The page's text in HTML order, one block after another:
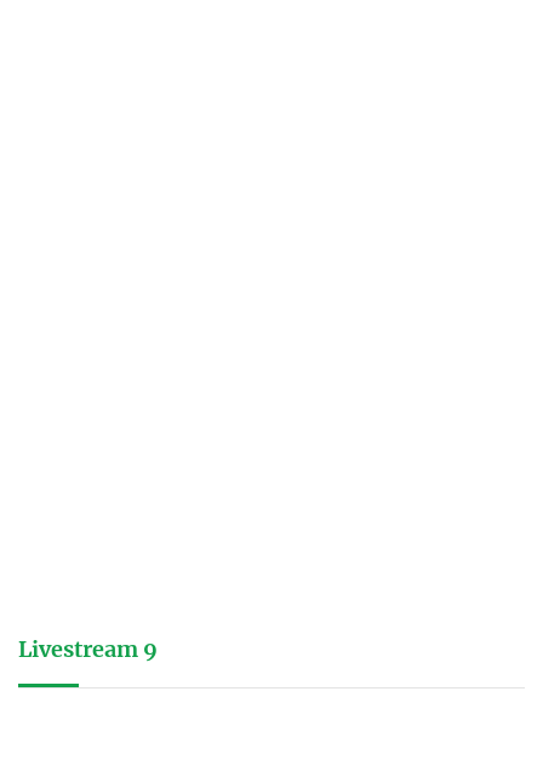
Livestream 9